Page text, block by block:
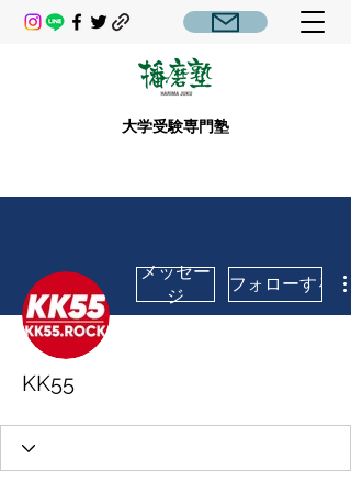
大学受験専門塾
メッセー
ジ
フォローする
KK55